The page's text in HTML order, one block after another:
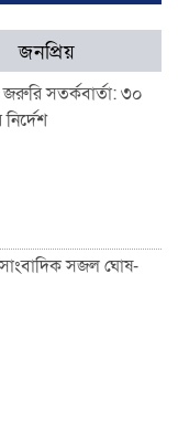
জনপ্রিয়
সতর্কবার্তা: ৩০
সজল ঘোষ-